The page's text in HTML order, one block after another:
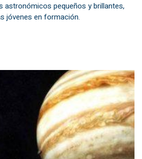
astronómicos pequeños y brillantes,
jóvenes en formación.